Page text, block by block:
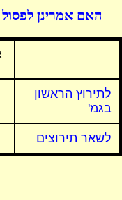
האם אמרינן
לתירוץ הראשון
בגמ'
לשאר תירוצים